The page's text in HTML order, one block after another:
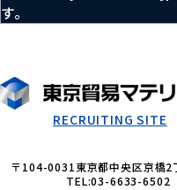
す。
RECRUITING SITE
〒104-0031東京都中央区京橋
TEL:03-6633-